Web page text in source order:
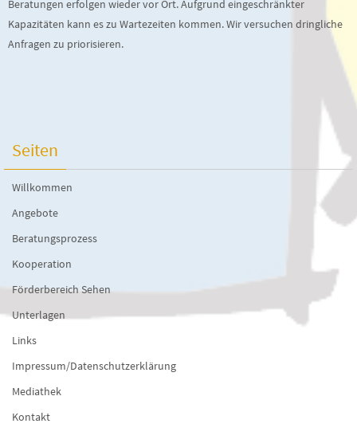
Beratungen erfolgen wieder vor Ort. Aufgrund eingeschränkter
Kapazitäten kann es zu Wartezeiten kommen. Wir versuchen dringliche
Anfragen zu priorisieren.
Seiten
Willkommen
Angebote
Beratungsprozess
Kooperation
Förderbereich Sehen
Unterlagen
Links
Impressum/Datenschutzerklärung
Mediathek
Kontakt